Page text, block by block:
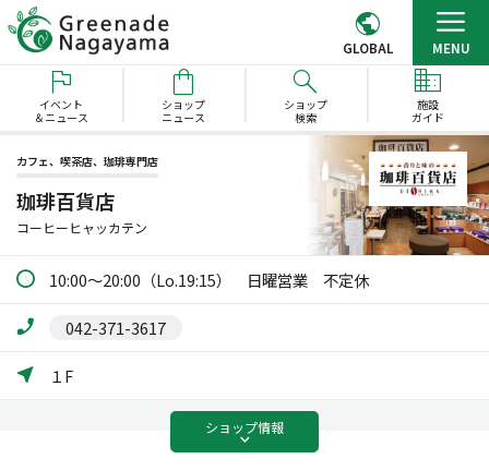
GLOBAL MENU
イベント
＆ニュース
ショップ
ニュース
ショップ
検索
施設
ガイド
カフェ、喫茶店、珈琲専門店
珈琲百貨店
コーヒーヒャッカテン
10:00～20:00（Lo.19:15） 日曜営業 不定休
042-371-3617
１F
ショップ情報